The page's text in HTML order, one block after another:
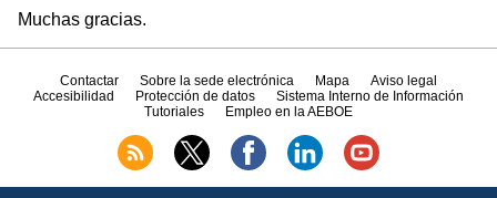
Muchas gracias.
Contactar Sobre la sede electrónica Mapa
Aviso legal
Accesibilidad
Protección de datos
Sistema Interno de Información
Tutoriales
Empleo en la AEBOE